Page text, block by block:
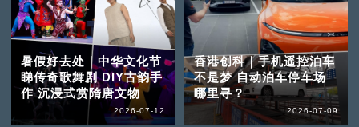
暑假好去处｜中华文化节
睇传奇歌舞剧 DIY古韵手
作 沉浸式赏隋唐文物
2026-07-12
香港创科｜手机遥控泊车
不是梦 自动泊车停车场
哪里寻？
2026-07-09